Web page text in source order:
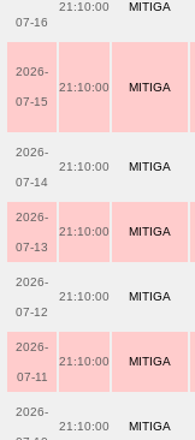
07-16
21:10:00 MITIGA
2026-
07-15
21:10:00 MITIGA
2026-
07-14
21:10:00 MITIGA
2026-
07-13
21:10:00 MITIGA
2026-
07-12
21:10:00 MITIGA
2026-
07-11
21:10:00 MITIGA
2026-
21:10:00 MITIGA